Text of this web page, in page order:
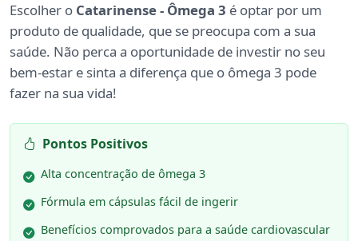
Escolher o Catarinense - Ômega 3 é optar por um
produto de qualidade, que se preocupa com a sua
saúde. Não perca a oportunidade de investir no seu
bem-estar e sinta a diferença que o ômega 3 pode
fazer na sua vida!
Pontos Positivos
Alta concentração de ômega 3
Fórmula em cápsulas fácil de ingerir
Benefícios comprovados para a saúde cardiovascular